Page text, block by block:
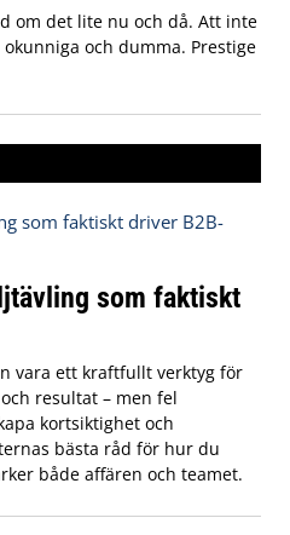
om det lite nu och då. Att inte
och dumma. Prestige
som faktiskt
vara ett kraftfullt verktyg för
resultat – men fel
kortsiktighet och
bästa råd för hur du
både affären och teamet.